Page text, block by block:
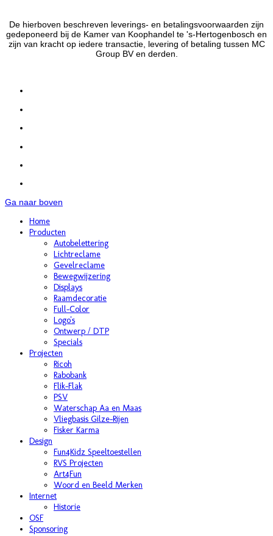
De hierboven beschreven leverings- en betalingsvoorwaarden zijn
gedeponeerd bij de Kamer van Koophandel te 's-Hertogenbosch en
zijn van kracht op iedere transactie, levering of betaling tussen MC
Group BV en derden.
Ga naar boven
Home
Producten
Autobelettering
Lichtreclame
Gevelreclame
Bewegwijzering
Displays
Raamdecoratie
Full-Color
Logo's
Ontwerp / DTP
Specials
Projecten
Ricoh
Rabobank
Flik-Flak
PSV
Waterschap Aa en Maas
Vliegbasis Gilze-Rijen
Fisker Karma
Design
Fun4Kidz Speeltoestellen
RVS Projecten
Art4Fun
Woord en Beeld Merken
Internet
Historie
OSF
Sponsoring